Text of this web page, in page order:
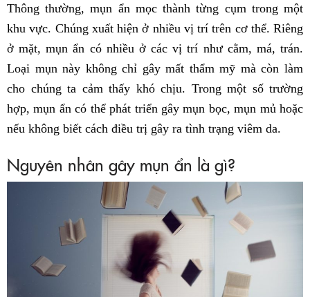
Thông thường, mụn ẩn mọc thành từng cụm trong một
khu vực. Chúng xuất hiện ở nhiều vị trí trên cơ thể. Riêng
ở mặt, mụn ẩn có nhiều ở các vị trí như cằm, má, trán.
Loại mụn này không chỉ gây mất thẩm mỹ mà còn làm
cho chúng ta cảm thấy khó chịu. Trong một số trường
hợp, mụn ẩn có thể phát triển gây mụn bọc, mụn mủ hoặc
nếu không biết cách điều trị gây ra tình trạng viêm da.
Nguyên nhân gây mụn ẩn là gì?